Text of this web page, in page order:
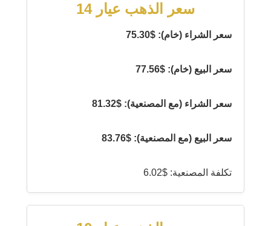
سعر الذهب عيار 14
سعر الشراء (خام): $75.30
سعر البيع (خام): $77.56
سعر الشراء (مع المصنعية): $81.32
سعر البيع (مع المصنعية): $83.76
تكلفة المصنعية: $6.02